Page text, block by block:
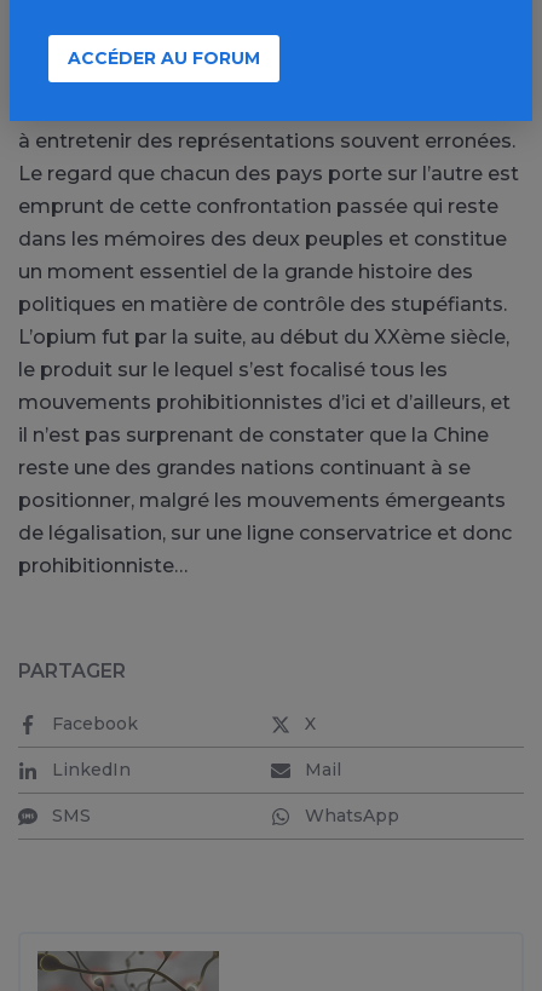
celle des Anglais, comment la consommation et le
commerce d’un produit comme l’opium peut
à entretenir des représentations souvent erronées.
Le regard que chacun des pays porte sur l’autre est
emprunt de cette confrontation passée qui reste
dans les mémoires des deux peuples et constitue
un moment essentiel de la grande histoire des
politiques en matière de contrôle des stupéfiants.
L’opium fut par la suite, au début du XXème siècle,
le produit sur le lequel s’est focalisé tous les
mouvements prohibitionnistes d’ici et d’ailleurs, et
il n’est pas surprenant de constater que la Chine
reste une des grandes nations continuant à se
positionner, malgré les mouvements émergeants
de légalisation, sur une ligne conservatrice et donc
prohibitionniste…
PARTAGER
Facebook X
LinkedIn Mail
SMS WhatsApp
ACCÉDER AU FORUM